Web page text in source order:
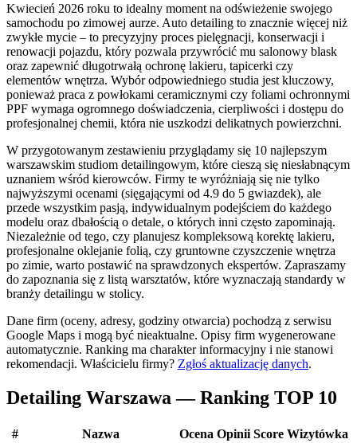
Kwiecień 2026 roku to idealny moment na odświeżenie swojego
samochodu po zimowej aurze. Auto detailing to znacznie więcej niż
zwykłe mycie – to precyzyjny proces pielęgnacji, konserwacji i
renowacji pojazdu, który pozwala przywrócić mu salonowy blask
oraz zapewnić długotrwałą ochronę lakieru, tapicerki czy
elementów wnętrza. Wybór odpowiedniego studia jest kluczowy,
ponieważ praca z powłokami ceramicznymi czy foliami ochronnymi
PPF wymaga ogromnego doświadczenia, cierpliwości i dostępu do
profesjonalnej chemii, która nie uszkodzi delikatnych powierzchni.
W przygotowanym zestawieniu przyglądamy się 10 najlepszym
warszawskim studiom detailingowym, które cieszą się niesłabnącym
uznaniem wśród kierowców. Firmy te wyróżniają się nie tylko
najwyższymi ocenami (sięgającymi od 4.9 do 5 gwiazdek), ale
przede wszystkim pasją, indywidualnym podejściem do każdego
modelu oraz dbałością o detale, o których inni często zapominają.
Niezależnie od tego, czy planujesz kompleksową korektę lakieru,
profesjonalne oklejanie folią, czy gruntowne czyszczenie wnętrza
po zimie, warto postawić na sprawdzonych ekspertów. Zapraszamy
do zapoznania się z listą warsztatów, które wyznaczają standardy w
branży detailingu w stolicy.
Dane firm (oceny, adresy, godziny otwarcia) pochodzą z serwisu
Google Maps i mogą być nieaktualne. Opisy firm wygenerowane
automatycznie. Ranking ma charakter informacyjny i nie stanowi
rekomendacji. Właścicielu firmy? Zgłoś aktualizację danych.
Detailing Warszawa — Ranking TOP 10
# Nazwa Ocena Opinii Score Wizytówka